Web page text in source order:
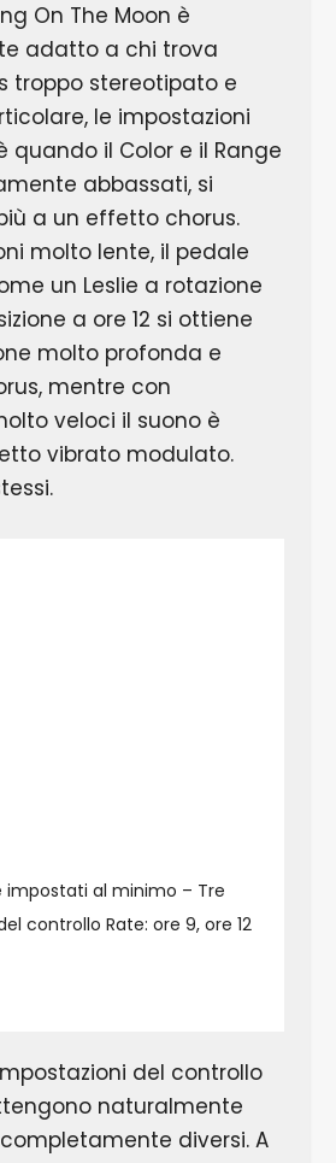
On The Moon è
adatto a chi trova
troppo stereotipato e
le impostazioni
quando il Color e il Range
abbassati, si
a un effetto chorus.
molto lente, il pedale
un Leslie a rotazione
a ore 12 si ottiene
molto profonda e
mentre con
veloci il suono è
vibrato modulato.
impostati al minimo – Tre
controllo Rate: ore 9, ore 12
del controllo
naturalmente
diversi. A